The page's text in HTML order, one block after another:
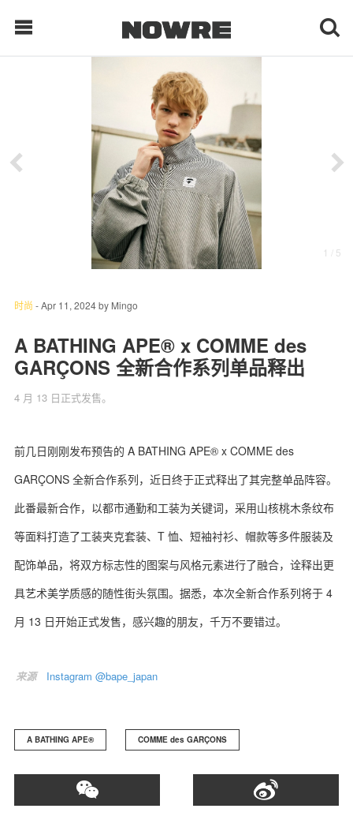
每日鲜榨
现客视点
每日栏目
时 尚
球 鞋
科 技
1 / 5
时尚 -Apr 11, 2024by Mingo
A BATHING APE® x COMME des
GARÇONS 全新合作系列单品释出
4 月 13 日正式发售。
前几日刚刚发布预告的 A BATHING APE® x COMME des
GARÇONS 全新合作系列，近日终于正式释出了其完整单品阵容。
此番最新合作，以都市通勤和工装为关键词，采用山核桃木条纹布
等面料打造了工装夹克套装、T 恤、短袖衬衫、帽款等多件服装及
配饰单品，将双方标志性的图案与风格元素进行了融合，诠释出更
具艺术美学质感的随性街头氛围。据悉，本次全新合作系列将于 4
月 13 日开始正式发售，感兴趣的朋友，千万不要错过。
来源 Instagram @bape_japan
A BATHING APE®️ COMME des GARÇONS